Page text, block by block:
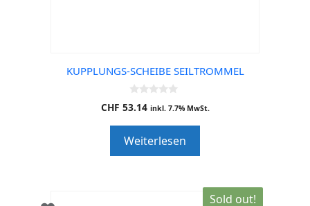
KUPPLUNGS-SCHEIBE SEILTROMMEL
0
o
o
f
5
CHF 53.14 inkl. 7.7% MwSt.
Weiterlesen
Sold out!